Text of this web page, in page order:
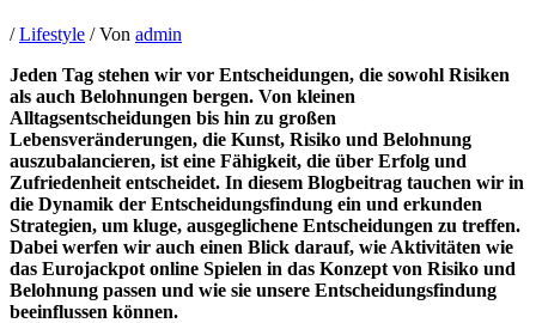
/Lifestyle / Von admin
Jeden Tag stehen wir vor Entscheidungen, die sowohl Risiken
als auch Belohnungen bergen. Von kleinen
Alltagsentscheidungen bis hin zu großen
Lebensveränderungen, die Kunst, Risiko und Belohnung
auszubalancieren, ist eine Fähigkeit, die über Erfolg und
Zufriedenheit entscheidet. In diesem Blogbeitrag tauchen wir in
die Dynamik der Entscheidungsfindung ein und erkunden
Strategien, um kluge, ausgeglichene Entscheidungen zu treffen.
Dabei werfen wir auch einen Blick darauf, wie Aktivitäten wie
das Eurojackpot online Spielen in das Konzept von Risiko und
Belohnung passen und wie sie unsere Entscheidungsfindung
beeinflussen können.